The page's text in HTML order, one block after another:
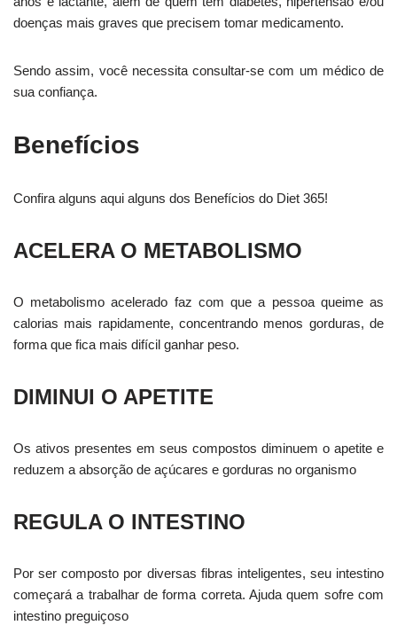
doenças mais graves que precisem tomar medicamento.
Sendo assim, você necessita consultar-se com um médico de
sua confiança.
Benefícios
Confira alguns aqui alguns dos Benefícios do Diet 365!
ACELERA O METABOLISMO
O metabolismo acelerado faz com que a pessoa queime as
calorias mais rapidamente, concentrando menos gorduras, de
forma que fica mais difícil ganhar peso.
DIMINUI O APETITE
Os ativos presentes em seus compostos diminuem o apetite e
reduzem a absorção de açúcares e gorduras no organismo
REGULA O INTESTINO
Por ser composto por diversas fibras inteligentes, seu intestino
começará a trabalhar de forma correta. Ajuda quem sofre com
intestino preguiçoso